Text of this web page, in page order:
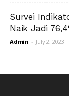
Survei
Naik Jadi
Admin - July 2, 2023